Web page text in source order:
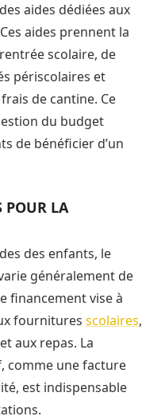
aides dédiées aux
aides prennent la
scolaire, de
périscolaires et
de cantine. Ce
du budget
de bénéficier d’un
POUR LA
des enfants, le
généralement de
financement vise à
fournitures scolaires,
aux repas. La
comme une facture
est indispensable